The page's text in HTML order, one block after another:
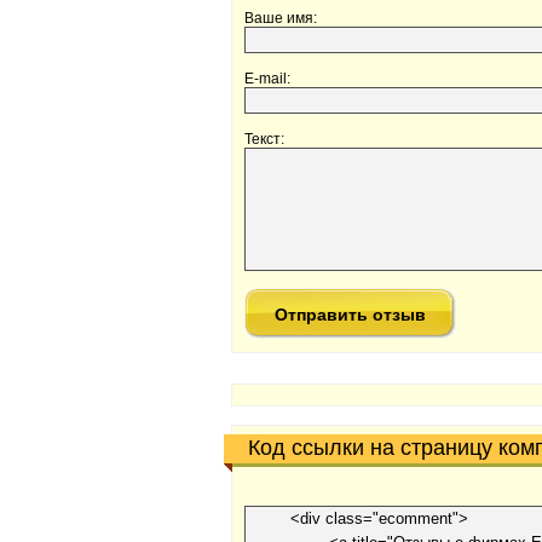
Ваше имя:
E-mail:
Текст:
Код ссылки на страницу